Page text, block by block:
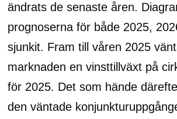
ändrats de senaste åren.
prognoserna för både 2025,
sjunkit. Fram till våren 2025
marknaden en vinsttillväxt på
för 2025. Det som hände
den väntade